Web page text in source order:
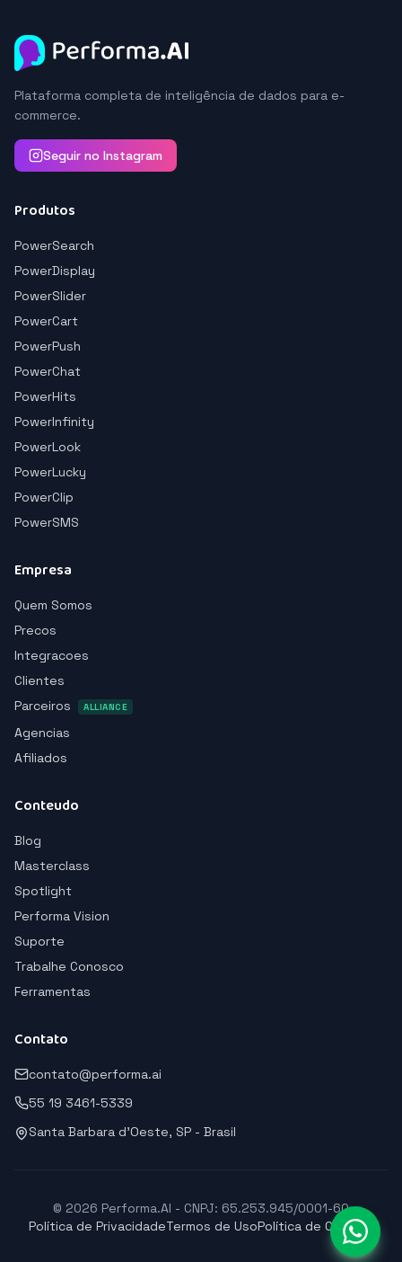
Plataforma completa de inteligência de dados para e-
commerce.
Seguir no Instagram
Produtos
PowerSearch
PowerDisplay
PowerSlider
PowerCart
PowerPush
PowerChat
PowerHits
PowerInfinity
PowerLook
PowerLucky
PowerClip
PowerSMS
Empresa
Quem Somos
Precos
Integracoes
Clientes
Parceiros
ALLIANCE
Agencias
Afiliados
Conteudo
Blog
Masterclass
Spotlight
Performa Vision
Suporte
Trabalhe Conosco
Ferramentas
Contato
contato@performa.ai
55 19 3461-5339
Santa Barbara d'Oeste, SP - Brasil
© 2026 Performa.AI - CNPJ: 65.253.945/0001-60
Política de PrivacidadeTermos de UsoPolítica de Cookies